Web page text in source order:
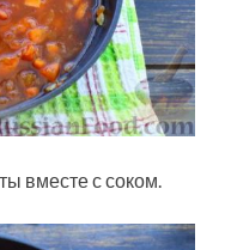
вместе с соком.